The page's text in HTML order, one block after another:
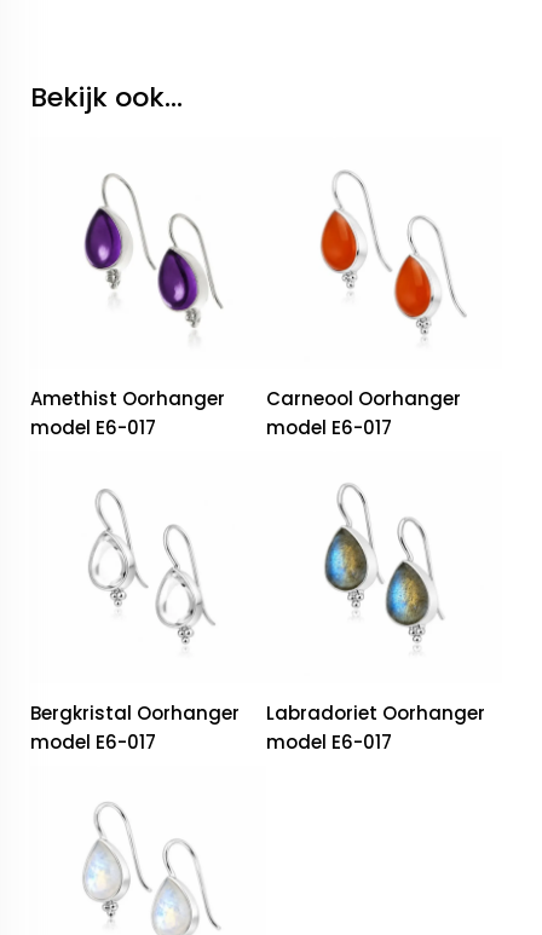
Bekijk ook...
Amethist Oorhanger
model E6-017
Carneool Oorhanger
model E6-017
Bergkristal Oorhanger
model E6-017
Labradoriet Oorhanger
model E6-017